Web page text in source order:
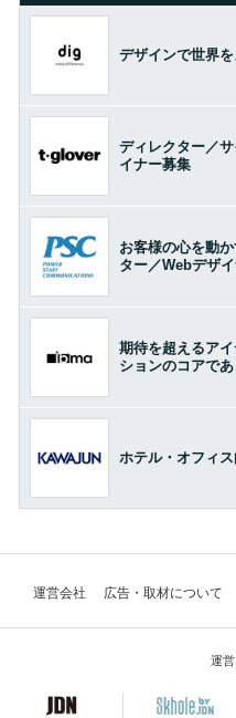
デザインで世界を
ディレクター／
イナー募集
お客様の心を動
ター／Webデザイ
期待を超えるア
ションのコアで
ホテル・オフィ
運営会社 広告・取材について
運